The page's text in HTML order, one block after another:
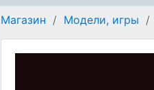
Магазин / Модели, игры /